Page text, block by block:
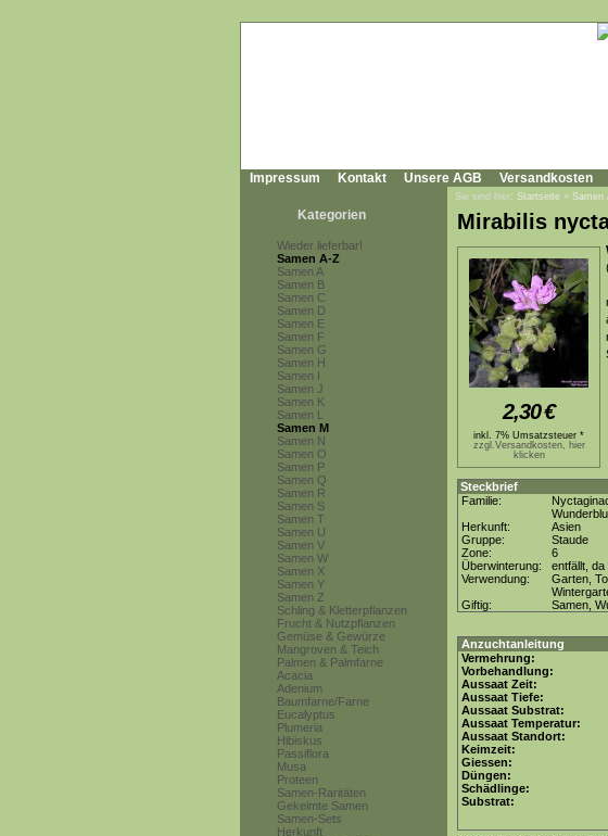
Impressum Kontakt Unsere AGB Versandkosten
Kategorien
Wieder lieferbar!
Samen A-Z
Samen A
Samen B
Samen C
Samen D
Samen E
Samen F
Samen G
Samen H
Samen I
Samen J
Samen K
Samen L
Samen M
Samen N
Samen O
Samen P
Samen Q
Samen R
Samen S
Samen T
Samen U
Samen V
Samen W
Samen X
Samen Y
Samen Z
Schling & Kletterpflanzen
Frucht & Nutzpflanzen
Gemüse & Gewürze
Mangroven & Teich
Palmen & Palmfarne
Acacia
Adenium
Baumfarne/Farne
Eucalyptus
Plumeria
Hibiskus
Passiflora
Musa
Proteen
Samen-Raritäten
Gekeimte Samen
Samen-Sets
Herkunft
Sie sind hier: Startseite » Samen
Mirabilis
2,30€
inkl. 7% Umsatzsteuer *
zzgl.Versandkosten, hier
klicken
Steckbrief
Familie:
Herkunft:
Asien
Gruppe:
Staude
Zone:
6
Überwinterung:
entfällt,
Verwendung:
Garten,
Giftig:
Samen,
Anzuchtanleitung
Vermehrung:
Vorbehandlung:
Aussaat Zeit:
Aussaat Tiefe:
Aussaat Substrat:
Aussaat Temperatur:
Aussaat Standort:
Keimzeit:
Giessen:
Düngen:
Schädlinge:
Substrat: